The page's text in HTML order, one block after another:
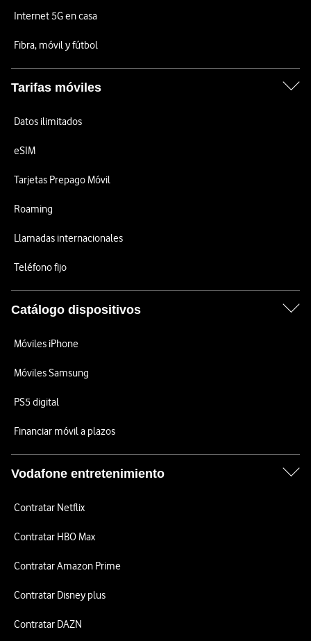
Internet 5G en casa
Fibra, móvil y fútbol
Tarifas móviles
Datos ilimitados
eSIM
Tarjetas Prepago Móvil
Roaming
Llamadas internacionales
Teléfono fijo
Catálogo dispositivos
Móviles iPhone
Móviles Samsung
PS5 digital
Financiar móvil a plazos
Vodafone entretenimiento
Contratar Netflix
Contratar HBO Max
Contratar Amazon Prime
Contratar Disney plus
Contratar DAZN